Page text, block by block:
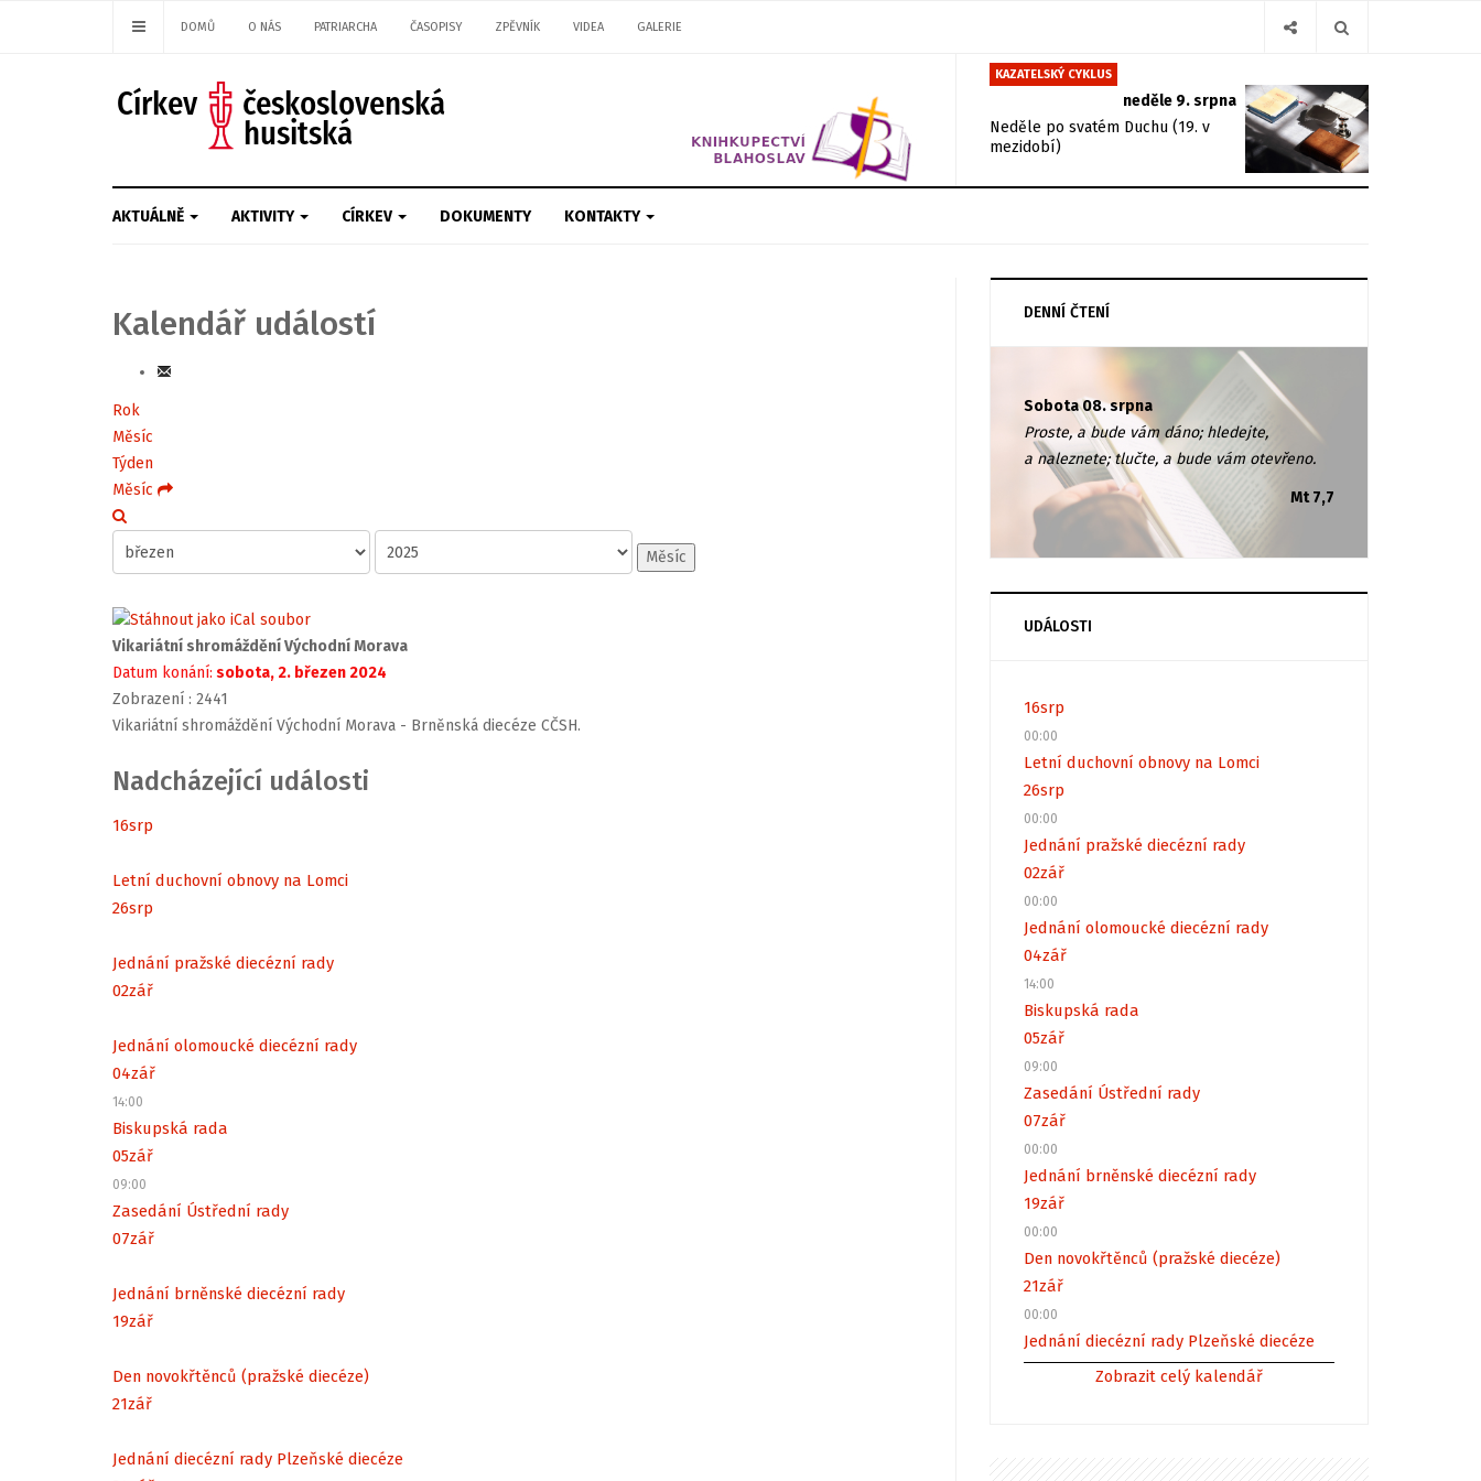
DOMŮ O NÁS PATRIARCHA ČASOPISY ZPĚVNÍK VIDEA GALERIE
KAZATELSKÝ CYKLUS
neděle 9. srpna
Neděle po svatém Duchu (19. v
mezidobí)
AKTUÁLNĚ AKTIVITY CÍRKEV DOKUMENTY KONTAKTY
Kalendář událostí
Rok
Měsíc
Týden
Měsíc
Měsíc
Vikariátní shromáždění Východní Morava
Datum konání: sobota, 2. březen 2024
Zobrazení : 2441
Vikariátní shromáždění Východní Morava - Brněnská diecéze CČSH.
Nadcházející události
16srp
Letní duchovní obnovy na Lomci
26srp
Jednání pražské diecézní rady
02zář
Jednání olomoucké diecézní rady
04zář
14:00
Biskupská rada
05zář
09:00
Zasedání Ústřední rady
07zář
Jednání brněnské diecézní rady
19zář
Den novokřtěnců (pražské diecéze)
21zář
Jednání diecézní rady Plzeňské diecéze
DENNÍ ČTENÍ
Sobota 08. srpna
Proste, a bude vám dáno; hledejte,
a naleznete; tlučte, a bude vám otevřeno.
Mt 7,7
UDÁLOSTI
16srp
00:00
Letní duchovní obnovy na Lomci
26srp
00:00
Jednání pražské diecézní rady
02zář
00:00
Jednání olomoucké diecézní rady
04zář
14:00
Biskupská rada
05zář
09:00
Zasedání Ústřední rady
07zář
00:00
Jednání brněnské diecézní rady
19zář
00:00
Den novokřtěnců (pražské diecéze)
21zář
00:00
Jednání diecézní rady Plzeňské diecéze
Zobrazit celý kalendář